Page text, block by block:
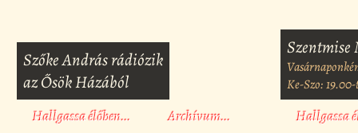
Szőke András rádiózik
az Ősök Házából
Hallgassa élőben... Archívum...
Ke-Szo:
Hallgassa